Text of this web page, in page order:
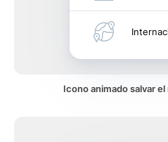
Icono animado salvar